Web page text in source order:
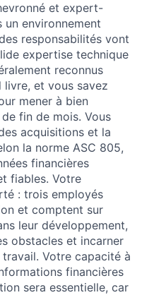
et expert-
environnement
responsabilités vont
expertise technique
reconnus
livre, et vous savez
mener à bien
fin de mois. Vous
acquisitions et la
la norme ASC 805,
financières
fiables. Votre
: trois employés
et comptent sur
leur développement,
obstacles et incarner
Votre capacité à
financières
sera essentielle, car